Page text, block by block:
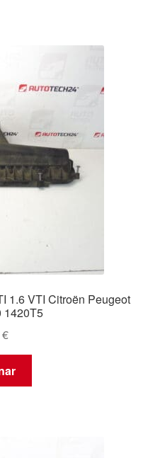
1.6 VTI Citroën Peugeot
1420T5
€